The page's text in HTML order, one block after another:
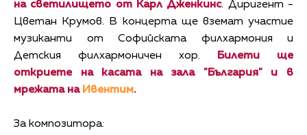
на светилището от Карл Дженкинс. Диригент -
Цветан Крумов. В концерта ще вземат участие
музиканти от Софийската филхармония и
Детския филхармоничен хор.
Билети ще
откриете на касата на зала "България" и в
мрежата на Ивентим.
За композитора: